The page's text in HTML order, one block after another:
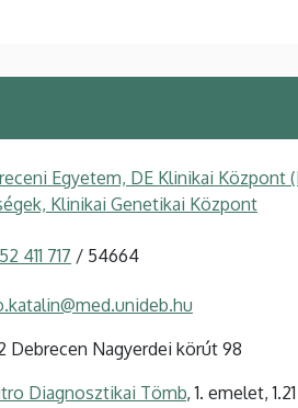
Egyetem, DE Klinikai Központ
Klinikai Genetikai Központ
411 717 / 54664
Debrecen Nagyerdei körút 98
Diagnosztikai Tömb, 1. emelet, 1.21